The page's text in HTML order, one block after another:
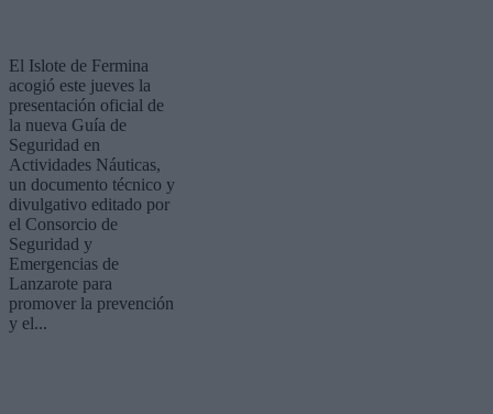
El Islote de Fermina
acogió este jueves la
presentación oficial de
la nueva Guía de
Seguridad en
Actividades Náuticas,
un documento técnico y
divulgativo editado por
el Consorcio de
Seguridad y
Emergencias de
Lanzarote para
promover la prevención
y el...